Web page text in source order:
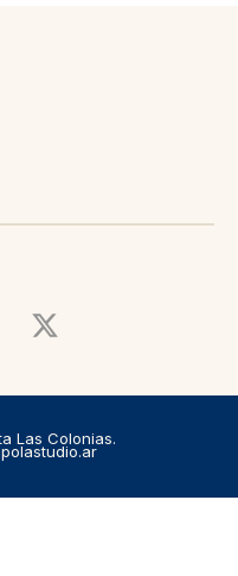
Las Colonias.